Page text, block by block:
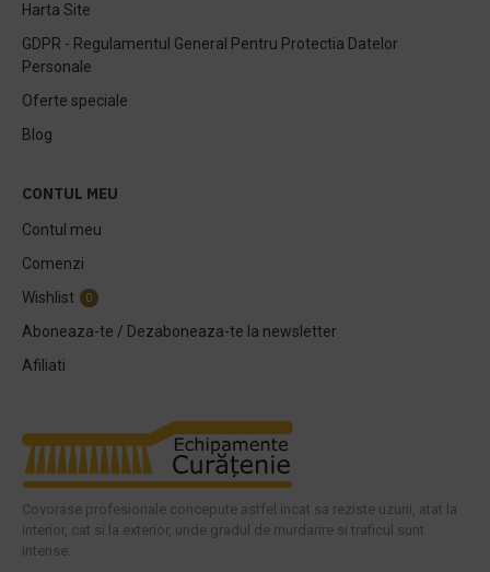
Harta Site
GDPR - Regulamentul General Pentru Protectia Datelor
Personale
Oferte speciale
Blog
CONTUL MEU
Contul meu
Comenzi
Wishlist
0
Aboneaza-te / Dezaboneaza-te la newsletter
Afiliati
Covorase profesionale concepute astfel incat sa reziste uzurii, atat la
interior, cat si la exterior, unde gradul de murdarire si traficul sunt
intense.